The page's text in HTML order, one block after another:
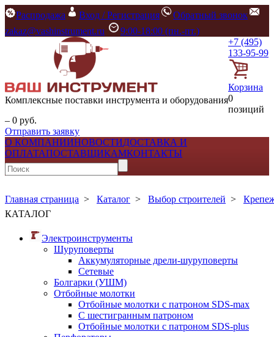
Распродажа Вход / Регистрация
Обратный звонок
zakaz@vashinstrument.ru
9:00-18:00 (пн.-пт.)
Комплексные поставки инструмента и оборудования
+7 (495)
133-95-99
Корзина
0
позиций
– 0 руб.
Отправить заявку
О КОМПАНИИНОВОСТИДОСТАВКА И
ОПЛАТАПОСТАВЩИКАМКОНТАКТЫ
Главная страница > Каталог > Выбор строителей >
КАТАЛОГ
Электроинструменты
Шуруповерты
Аккумуляторные дрели-шуруповерты
Сетевые
Болгарки (УШМ)
Отбойные молотки
Отбойные молотки с патроном SDS-max
С шестигранным патроном
Отбойные молотки с патроном SDS-plus